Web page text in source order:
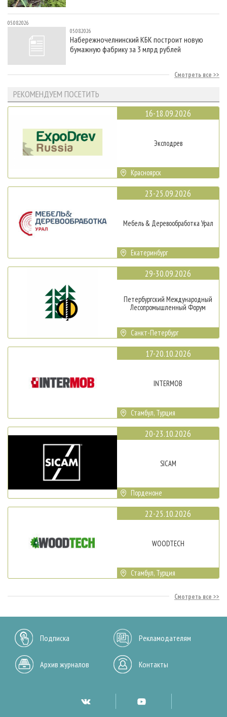
05.08.2026
05.08.2026
Набережночелнинский КБК построит новую
бумажную фабрику за 3 млрд рублей
Смотреть все
РЕКОМЕНДУЕМ ПОСЕТИТЬ
16-18.09.2026
Эксподрев
Красноярск
23-25.09.2026
Мебель & Деревообработка Урал
Екатеринбург
29-30.09.2026
Петербургский Международный
Лесопромышленный Форум
Санкт-Петербург
17-20.10.2026
INTERMOB
Стамбул, Турция
20-23.10.2026
SICAM
Порденоне
22-25.10.2026
WOODTECH
Стамбул, Турция
Смотреть все
Подписка Рекламодателям
Архив журналов Контакты